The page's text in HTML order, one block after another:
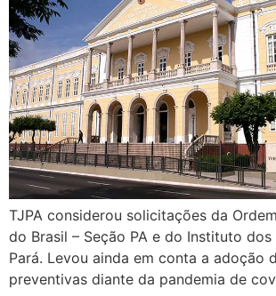
TJPA considerou solicitações da
do Brasil – Seção PA e do Instituto
Pará. Levou ainda em conta a adoção
preventivas diante da pandemia de